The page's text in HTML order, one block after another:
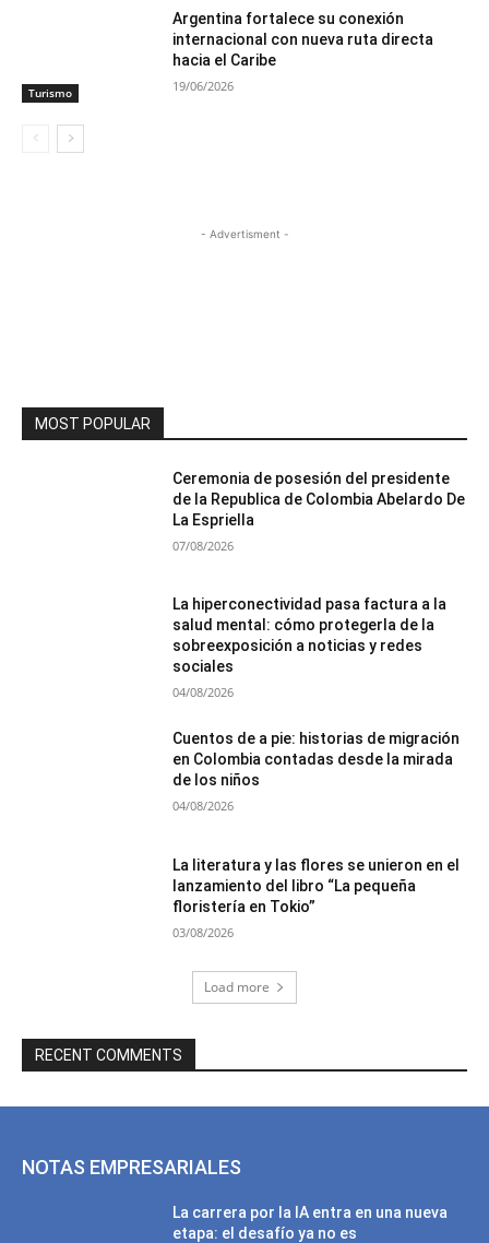
Turismo
Argentina fortalece su conexión
internacional con nueva ruta directa
hacia el Caribe
19/06/2026
- Advertisment -
MOST POPULAR
Ceremonia de posesión del presidente
de la Republica de Colombia Abelardo De
La Espriella
07/08/2026
La hiperconectividad pasa factura a la
salud mental: cómo protegerla de la
sobreexposición a noticias y redes
sociales
04/08/2026
Cuentos de a pie: historias de migración
en Colombia contadas desde la mirada
de los niños
04/08/2026
La literatura y las flores se unieron en el
lanzamiento del libro “La pequeña
floristería en Tokio”
03/08/2026
Load more
RECENT COMMENTS
NOTAS EMPRESARIALES
La carrera por la IA entra en una nueva
etapa: el desafío ya no es